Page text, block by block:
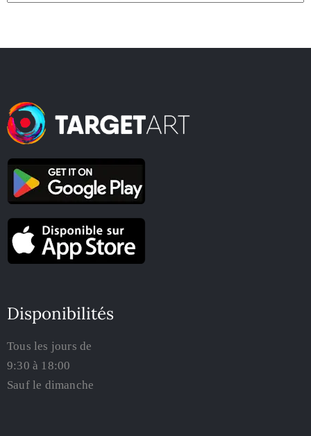
Disponibilités
Tous les jours de
9:30 à 18:00
Sauf le dimanche